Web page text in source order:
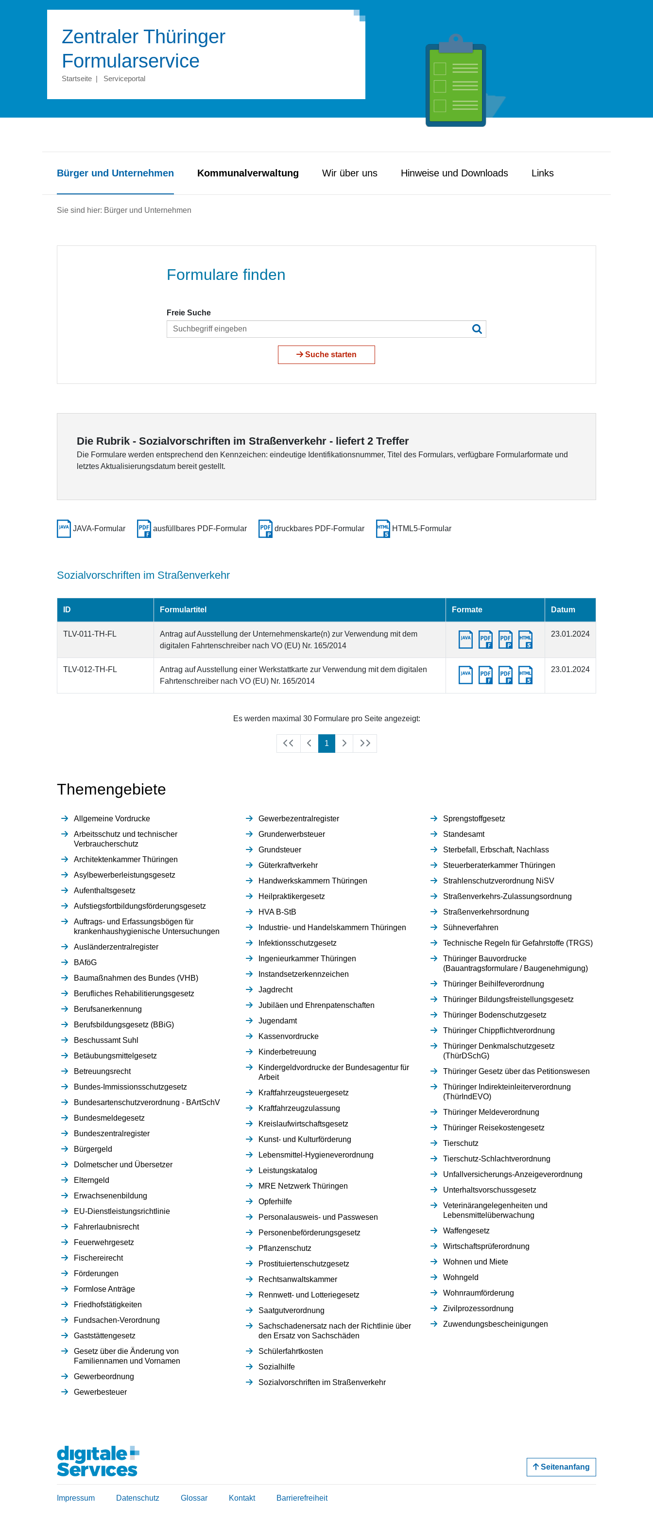
Zentraler Thüringer
Formular­service
Startseite | Serviceportal
Bürger und Unternehmen Kommunal­verwaltung Wir über uns Hinweise und Downloads Links
Sie sind hier: Bürger und Unternehmen
Formulare finden
Freie Suche
Suche starten
Die Rubrik - Sozialvorschriften im Straßenverkehr - liefert 2 Treffer
Die Formulare werden entsprechend den Kennzeichen: eindeutige Identifikationsnummer, Titel des Formulars, verfügbare Formularformate und
letztes Aktualisierungsdatum bereit gestellt.
JAVA-Formular ausfüllbares PDF-Formular druckbares PDF-Formular HTML5-Formular
Sozialvorschriften im Straßenverkehr
ID Formulartitel Formate Datum
TLV-011-TH-FL
Antrag auf Ausstellung der Unternehmenskarte(n) zur Verwendung mit dem
digitalen Fahrtenschreiber nach VO (EU) Nr. 165/2014
23.01.2024
TLV-012-TH-FL
Antrag auf Ausstellung einer Werkstattkarte zur Verwendung mit dem digitalen
Fahrtenschreiber nach VO (EU) Nr. 165/2014
23.01.2024
Es werden maximal 30 Formulare pro Seite angezeigt:
1 (aktuell)
Themengebiete
Allgemeine Vordrucke
Arbeitsschutz und technischer
Verbraucherschutz
Architektenkammer Thüringen
Asylbewerberleistungsgesetz
Aufenthaltsgesetz
Aufstiegsfortbildungsförderungsgesetz
Auftrags- und Erfassungsbögen für
krankenhaushygienische Untersuchungen
Ausländerzentralregister
BAföG
Baumaßnahmen des Bundes (VHB)
Berufliches Rehabilitierungsgesetz
Berufsanerkennung
Berufsbildungsgesetz (BBiG)
Beschussamt Suhl
Betäubungsmittelgesetz
Betreuungsrecht
Bundes-Immissionsschutzgesetz
Bundesartenschutzverordnung - BArtSchV
Bundesmeldegesetz
Bundeszentralregister
Bürgergeld
Dolmetscher und Übersetzer
Elterngeld
Erwachsenenbildung
EU-Dienstleistungsrichtlinie
Fahrerlaubnisrecht
Feuerwehrgesetz
Fischereirecht
Förderungen
Formlose Anträge
Friedhofstätigkeiten
Fundsachen-Verordnung
Gaststättengesetz
Gesetz über die Änderung von
Familiennamen und Vornamen
Gewerbeordnung
Gewerbesteuer
Gewerbezentralregister
Grunderwerbsteuer
Grundsteuer
Güterkraftverkehr
Handwerkskammern Thüringen
Heilpraktikergesetz
HVA B-StB
Industrie- und Handelskammern Thüringen
Infektionsschutzgesetz
Ingenieurkammer Thüringen
Instandsetzerkennzeichen
Jagdrecht
Jubiläen und Ehrenpatenschaften
Jugendamt
Kassenvordrucke
Kinderbetreuung
Kindergeldvordrucke der Bundesagentur für
Arbeit
Kraftfahrzeugsteuergesetz
Kraftfahrzeugzulassung
Kreislaufwirtschaftsgesetz
Kunst- und Kulturförderung
Lebensmittel-Hygieneverordnung
Leistungskatalog
MRE Netzwerk Thüringen
Opferhilfe
Personalausweis- und Passwesen
Personenbeförderungsgesetz
Pflanzenschutz
Prostituiertenschutzgesetz
Rechtsanwaltskammer
Rennwett- und Lotteriegesetz
Saatgutverordnung
Sachschadenersatz nach der Richtlinie über
den Ersatz von Sachschäden
Schülerfahrtkosten
Sozialhilfe
Sozialvorschriften im Straßenverkehr
Sprengstoffgesetz
Standesamt
Sterbefall, Erbschaft, Nachlass
Steuerberaterkammer Thüringen
Strahlenschutzverordnung NiSV
Straßenverkehrs-Zulassungsordnung
Straßenverkehrsordnung
Sühneverfahren
Technische Regeln für Gefahrstoffe (TRGS)
Thüringer Bauvordrucke
(Bauantragsformulare / Baugenehmigung)
Thüringer Beihilfeverordnung
Thüringer Bildungsfreistellungsgesetz
Thüringer Bodenschutzgesetz
Thüringer Chippflichtverordnung
Thüringer Denkmalschutzgesetz
(ThürDSchG)
Thüringer Gesetz über das Petitionswesen
Thüringer Indirekteinleiterverordnung
(ThürIndEVO)
Thüringer Meldeverordnung
Thüringer Reisekostengesetz
Tierschutz
Tierschutz-Schlachtverordnung
Unfallversicherungs-Anzeigeverordnung
Unterhaltsvorschussgesetz
Veterinärangelegenheiten und
Lebensmittelüberwachung
Waffengesetz
Wirtschaftsprüferordnung
Wohnen und Miete
Wohngeld
Wohnraumförderung
Zivilprozessordnung
Zuwendungsbescheinigungen
Seitenanfang
Impressum Datenschutz Glossar Kontakt Barrierefreiheit